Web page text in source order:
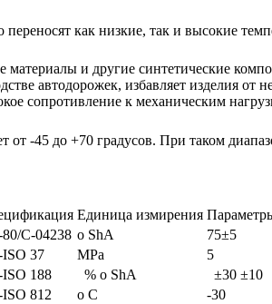
как низкие, так и высокие
и другие синтетические
автодорожек, избавляет изделия от
сопротивление к механическим
-45 до +70 градусов. При таком
Единица измирения
C-04238 o ShA
75±5
37 MPa
5
188 % o ShA
±30 ±10
812 o C
-30